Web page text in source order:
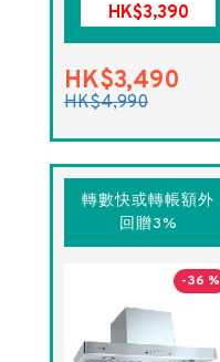
HK$3,390
HK$3,490
HK$4,990
轉數快或轉帳額外
回贈3%
-36 %